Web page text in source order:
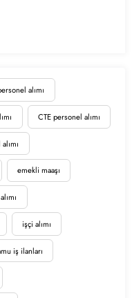
alımı
CTE personel alımı
emekli maaşı
işçi alımı
iş ilanları